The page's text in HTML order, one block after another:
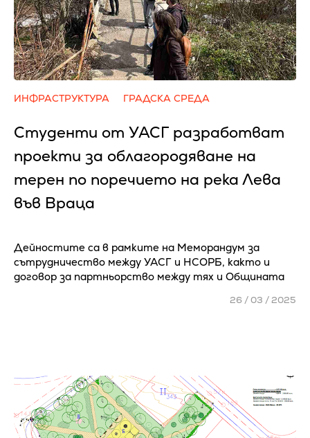
ИНФРАСТРУКТУРА ГРАДСКА СРЕДА
Студенти от УАСГ разработват
проекти за облагородяване на
терен по поречието на река Лева
във Враца
Дейностите са в рамките на Меморандум за
сътрудничество между УАСГ и НСОРБ, както и
договор за партньорство между тях и Общината
26 / 03 / 2025